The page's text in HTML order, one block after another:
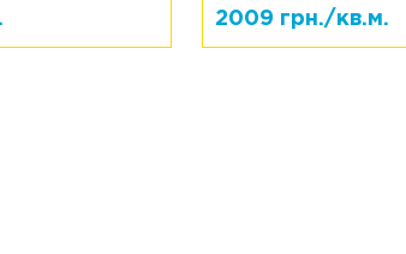
2009 грн./кв.м.